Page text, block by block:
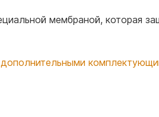
мембраной, которая
дополнительными